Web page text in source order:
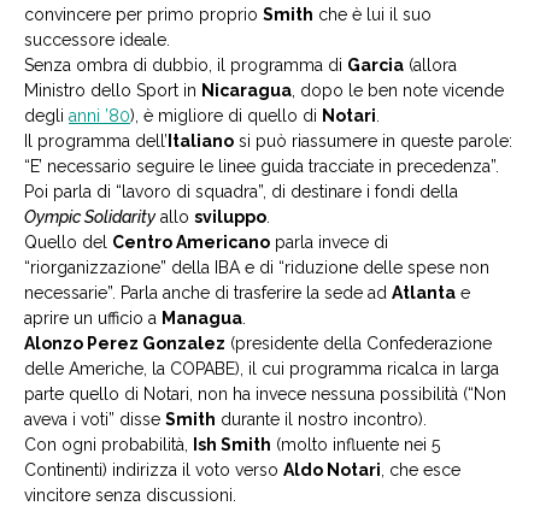
convincere per primo proprio Smith che è lui il suo
successore ideale.
Senza ombra di dubbio, il programma di Garcia (allora
Ministro dello Sport in Nicaragua , dopo le ben note vicende
degli anni ’80), è migliore di quello di Notari
Il programma dell’ Italiano si può riassumere in queste parole:
“E’ necessario seguire le linee guida tracciate in precedenza”.
Poi parla di “lavoro di squadra”, di destinare i fondi della
Oympic Solidarity allo sviluppo
Quello del Centro Americano parla invece di
“riorganizzazione” della IBA e di “riduzione delle spese non
necessarie”. Parla anche di trasferire la sede ad Atlanta e
aprire un ufficio a Managua
Alonzo Perez Gonzalez (presidente della Confederazione
delle Americhe, la COPABE), il cui programma ricalca in larga
parte quello di Notari, non ha invece nessuna possibilità (“Non
aveva i voti” disse Smith durante il nostro incontro).
Con ogni probabilità,
Ish Smith (molto influente nei 5
Continenti) indirizza il voto verso Aldo Notari , che esce
vincitore senza discussioni.